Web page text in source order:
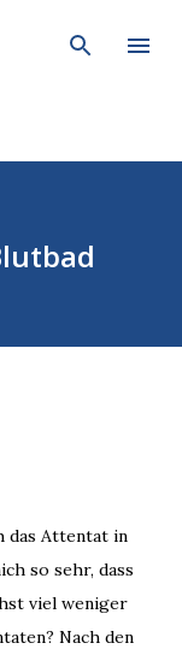
das Attentat in
so sehr, dass
viel weniger
Nach den